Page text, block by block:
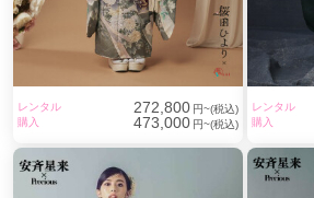
レンタル 272,800 円~(税込)
購入
473,000 円~(税込)
レンタル
購入